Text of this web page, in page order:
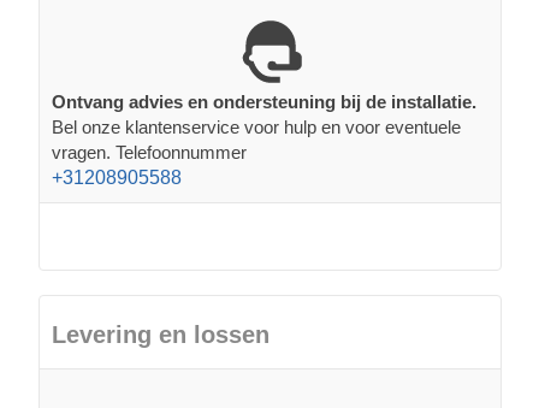
Ontvang advies en ondersteuning bij de installatie.
Bel onze klantenservice voor hulp en voor eventuele
vragen. Telefoonnummer
+31208905588
Levering en lossen